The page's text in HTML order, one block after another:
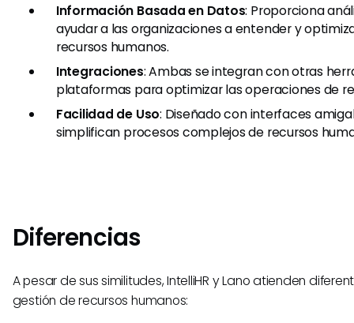
Información Basada en Datos: Proporciona
ayudar a las organizaciones a entender y
recursos humanos.
Integraciones: Ambas se integran con otras
plataformas para optimizar las operaciones de
Facilidad de Uso: Diseñado con interfaces
simplifican procesos complejos de recursos
Diferencias
A pesar de sus similitudes, IntelliHR y Lano atienden
gestión de recursos humanos: